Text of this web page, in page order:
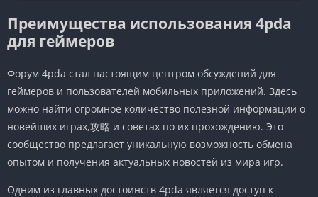
Преимущества использования 4pda
для геймеров
Форум 4pda стал настоящим центром обсуждений для
геймеров и пользователей мобильных приложений. Здесь
можно найти огромное количество полезной информации о
новейших играх,攻略 и советах по их прохождению. Это
сообщество предлагает уникальную возможность обмена
опытом и получения актуальных новостей из мира игр.
Одним из главных достоинств 4pda является доступ к